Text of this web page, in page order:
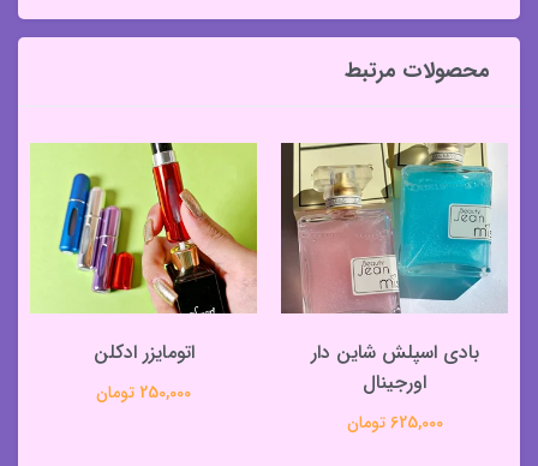
محصولات مرتبط
بادی اسپلش شاین دار
اورجینال
625,000 تومان
اتومایزر ادکلن
250,000 تومان